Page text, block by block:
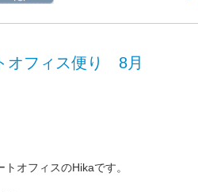
オフィス便り 8月
オフィスのHikaです。